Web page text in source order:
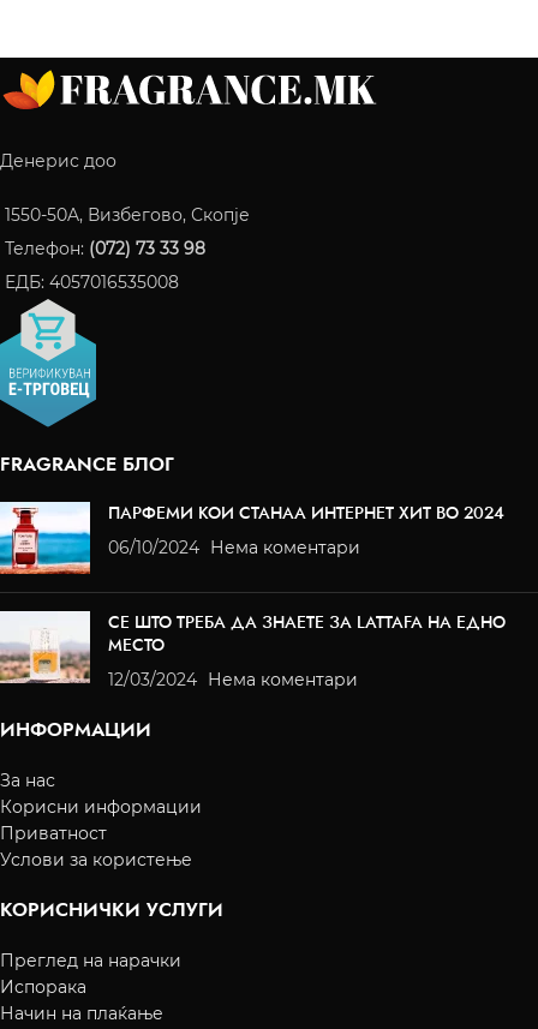
Денерис доо
1550-50A, Визбегово, Скопје
Телефон: (072) 73 33 98
ЕДБ: 4057016535008
FRAGRANCE БЛОГ
ПАРФЕМИ КОИ СТАНАА ИНТЕРНЕТ ХИТ ВО 2024
06/10/2024 Нема коментари
СЕ ШТО ТРЕБА ДА ЗНАЕТЕ ЗА LATTAFA НА ЕДНО
МЕСТО
12/03/2024 Нема коментари
ИНФОРМАЦИИ
За нас
Корисни информации
Приватност
Услови за користење
КОРИСНИЧКИ УСЛУГИ
Преглед на нарачки
Испорака
Начин на плаќање